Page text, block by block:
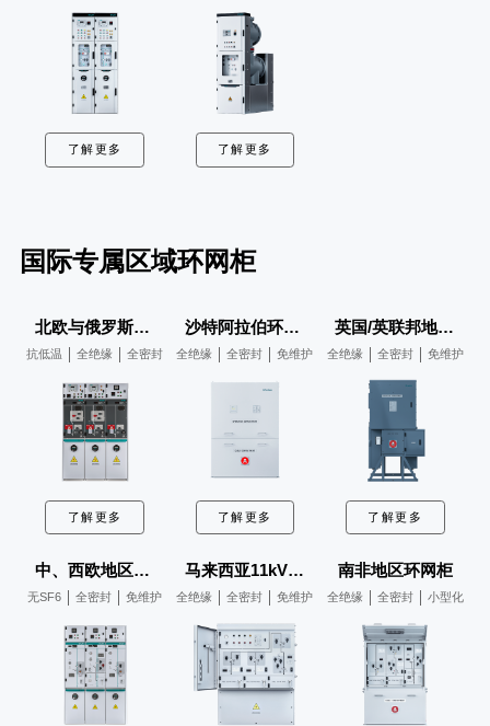
了解更多 了解更多
国际专属区域环网柜
北欧与俄罗斯地区环网柜
抗低温 全绝缘 全密封
了解更多
沙特阿拉伯环网柜
全绝缘 全密封 免维护
了解更多
英国/英联邦地区环网柜
全绝缘 全密封 免维护
了解更多
中、西欧地区环网柜
无SF6 全密封 免维护
马来西亚11kV环网柜
全绝缘 全密封 免维护
南非地区环网柜
全绝缘 全密封 小型化